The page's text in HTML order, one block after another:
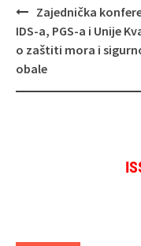
Navigacija
objava
Zajednička
IDS-a, PGS-a i Unije
o zaštiti mora i
obale